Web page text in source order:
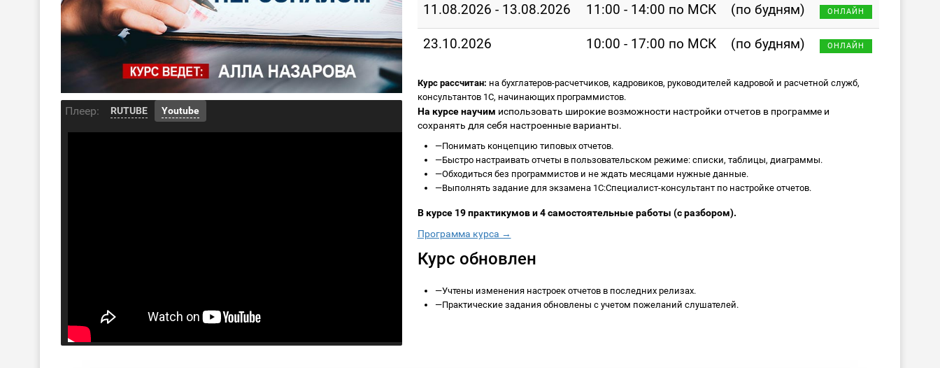
Плеер: RUTUBE Youtube
11.08.2026 - 13.08.2026 11:00 - 14:00 по МСК (по будням) ОНЛАЙН
23.10.2026 10:00 - 17:00 по МСК (по будням) ОНЛАЙН
Курс рассчитан: на бухглатеров-расчетчиков, кадровиков, руководителей кадровой и расчетной служб,
консультантов 1С, начинающих программистов.
На курсе научим использовать широкие возможности настройки отчетов в программе и
сохранять для себя настроенные варианты.
—Понимать концепцию типовых отчетов.
—Быстро настраивать отчеты в пользовательском режиме: списки, таблицы, диаграммы.
—Обходиться без программистов и не ждать месяцами нужные данные.
—Выполнять задание для экзамена 1С:Специалист-консультант по настройке отчетов.
В курсе 19 практикумов и 4 самостоятельные работы (с разбором).
Программа курса →
Курс обновлен
—Учтены изменения настроек отчетов в последних релизах.
—Практические задания обновлены с учетом пожеланий слушателей.